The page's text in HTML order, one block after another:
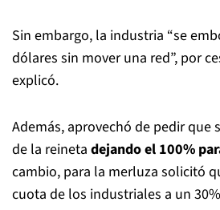
Sin embargo, la industria “se
dólares sin mover una red”, por
explicó.
Además, aprovechó de pedir que
de la reineta dejando el 100%
cambio, para la merluza solicitó
cuota de los industriales a un